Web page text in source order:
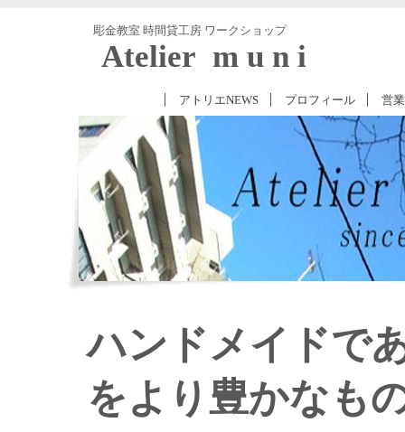
彫金教室 時間貸工房 ワークショップ
Atelier m u n i
アトリエNEWS プロフィール 営
ハンドメイドで
をより豊かなも